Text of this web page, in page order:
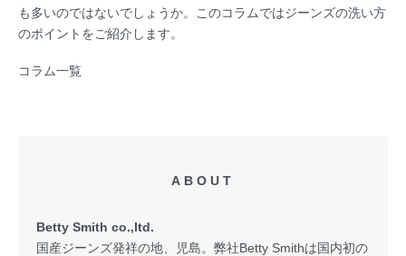
も多いのではないでしょうか。このコラムではジーンズの洗い方
のポイントをご紹介します。
コラム一覧
ABOUT
Betty Smith co.,ltd.
国産ジーンズ発祥の地、児島。弊社Betty Smithは国内初の